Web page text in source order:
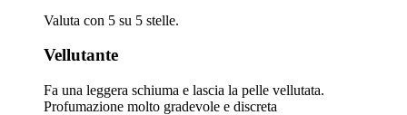
Valuta con 5 su 5 stelle.
Vellutante
Fa una leggera schiuma e lascia la pelle vellutata.
Profumazione molto gradevole e discreta